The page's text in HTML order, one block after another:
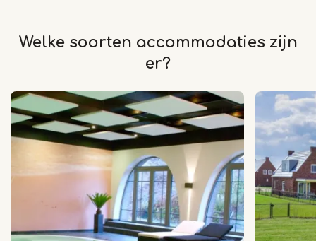
Welke soorten accommodaties zijn
er?